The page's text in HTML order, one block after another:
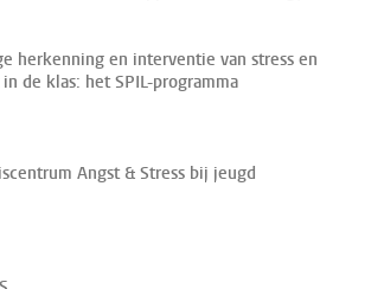
herkenning en interventie van stress en
de klas: het SPIL-programma
Angst & Stress bij jeugd